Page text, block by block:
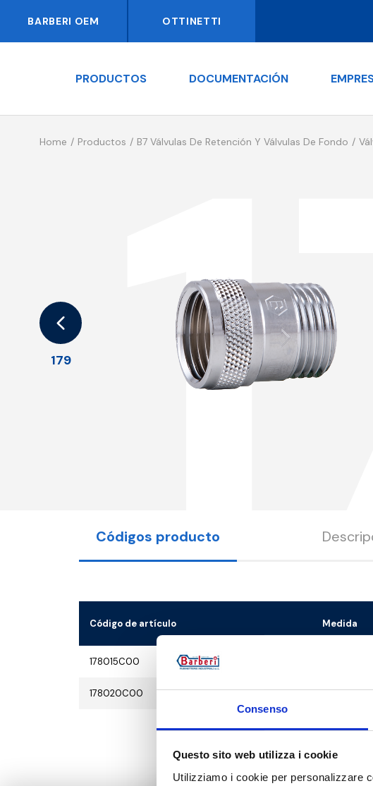
Consenso
Questo sito web utilizza i cookie
Utilizziamo i cookie per personalizzare
BARBERI OEM OTTINETTI
PRODUCTOS DOCUMENTACIÓN
Home Productos B7 Válvulas De Retención Y Válvulas De Fondo
179
Códigos producto
Código de artículo Medida
178015C00
178020C00 G 3/4 F - G